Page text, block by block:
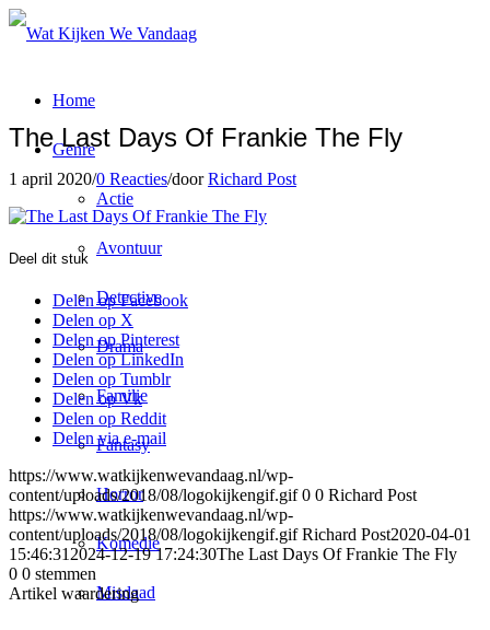
Home
Genre
Actie
Avontuur
Detective
Drama
Familie
Fantasy
Horror
Komedie
Misdaad
The Last Days Of Frankie The Fly
1 april 2020/0 Reacties/doorRichard Post
Deel dit stuk
Delen op Facebook
Delen op X
Delen op Pinterest
Delen op LinkedIn
Delen op Tumblr
Delen op Vk
Delen op Reddit
Delen via e-mail
https://www.watkijkenwevandaag.nl/wp-
content/uploads/2018/08/logokijkengif.gif 0 0 Richard Post
https://www.watkijkenwevandaag.nl/wp-
content/uploads/2018/08/logokijkengif.gif Richard Post2020-04-01
15:46:31 2024-12-19 17:24:30The Last Days Of Frankie The Fly
0 0 stemmen
Artikel waardering